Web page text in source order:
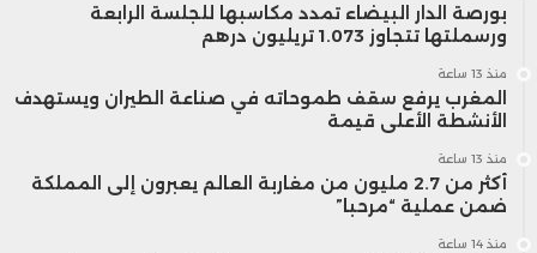
وتمتلك محفظة شاملة تشمل
الفضاء والدفاع والأمن السيبراني.
الدفاعية مرتبطة بميزانيات إيطاليا
والمملكة المتحدة، مما قد يحد من
بورصة الدار البيضاء تمدد مكاسبها للجلسة الرابعة
ورسملتها تتجاوز 1.073 تريليون درهم
منذ 13 ساعة
المغرب يرفع سقف طموحاته في صناعة الطيران ويستهدف
الأنشطة الأعلى قيمة
منذ 13 ساعة
أكثر من 2.7 مليون من مغاربة العالم يعبرون إلى المملكة
ضمن عملية “مرحبا”
منذ 14 ساعة